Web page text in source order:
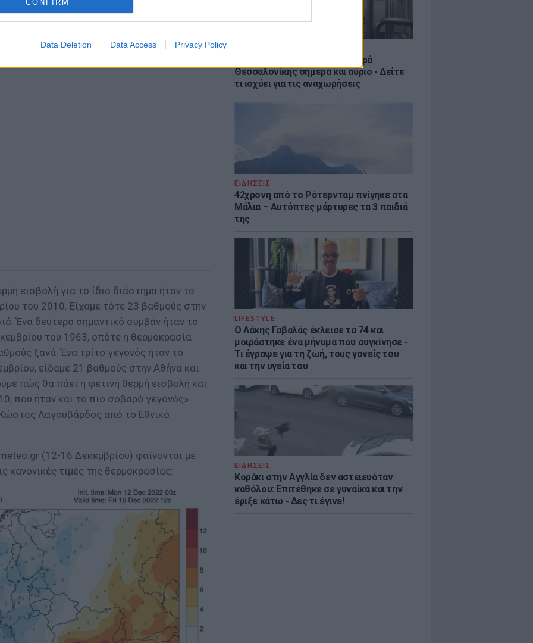
CONFIRM
Data Deletion Data Access Privacy Policy
Αλλαγές στο ωράριο του Μετρό
Θεσσαλονίκης σήμερα και αύριο - Δείτε
τι ισχύει για τις αναχωρήσεις
ΕΙΔΗΣΕΙΣ
42χρονη από το Ρότερνταμ πνίγηκε στα
Μάλια – Αυτόπτες μάρτυρες τα 3 παιδιά
της
LIFESTYLE
Ο Λάκης Γαβαλάς έκλεισε τα 74 και
μοιράστηκε ένα μήνυμα που συγκίνησε -
Τι έγραψε για τη ζωή, τους γονείς του
και την υγεία του
ΕΙΔΗΣΕΙΣ
Kοράκι στην Αγγλία δεν αστειευόταν
καθόλου: Επιτέθηκε σε γυναίκα και την
έριξε κάτω - Δες τι έγινε!
ΔΙΑΦΗΜΙΣΗ
εισβολή για το ίδιο διάστημα ήταν το
του 2010. Είχαμε τότε 23 βαθμούς στην
Ένα δεύτερο σημαντικό συμβάν ήταν το
του 1963, οπότε η θερμοκρασία
ξανά. Ένα τρίτο γεγονός ήταν το
είδαμε 21 βαθμούς στην Αθήνα και
πώς θα πάει η φετινή θερμή εισβολή και
που ήταν και το πιο σοβαρό γεγονός»
Λαγουβάρδος από το Εθνικό
(12-16 Δεκεμβρίου) φαίνονται με
κανονικές τιμές της θερμοκρασίας: